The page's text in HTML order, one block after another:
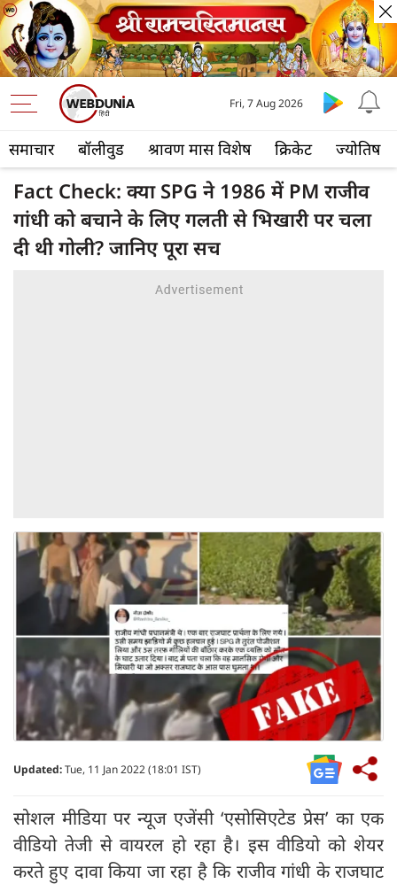
समाचार बॉलीवुड श्रावण मास विशेष क्रिकेट ज्योतिष
Fri, 7 Aug 2026
Fact Check: क्या SPG ने 1986 में PM राजीव
गांधी को बचाने के ‍लिए गलती से भिखारी पर चला
दी थी गोली? जानिए पूरा सच
Updated:Tue, 11 Jan 2022 (18:01 IST)
सोशल मीडिया पर न्यूज एजेंसी ‘एसोसिएटेड प्रेस’ का एक
वीडियो तेजी से वायरल हो रहा है। इस वीडियो को शेयर
करते हुए दावा किया जा रहा है कि राजीव गांधी के राजघाट